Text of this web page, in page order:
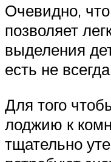
Очевидно,
позволяет
выделения
есть не
Для того
лоджию к
тщательно